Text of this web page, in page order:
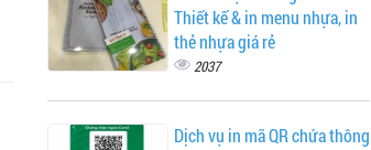
Thiết kế & in menu nhựa, in
thẻ nhựa giá rẻ
2037
Dịch vụ in mã QR chứa thông